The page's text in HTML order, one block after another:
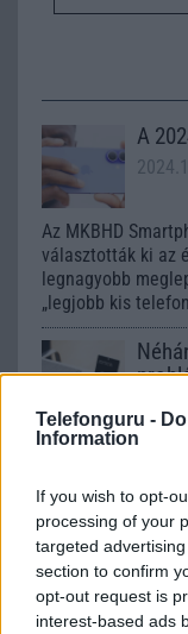
Telefonguru -
Information
If you wish to opt-
processing of your
targeted
section to confirm
opt-out request is
interest-based ads
A
Az MKBHD
választották ki az
legnagyobb
„legjobb kis
A hivatalosan
telefon.